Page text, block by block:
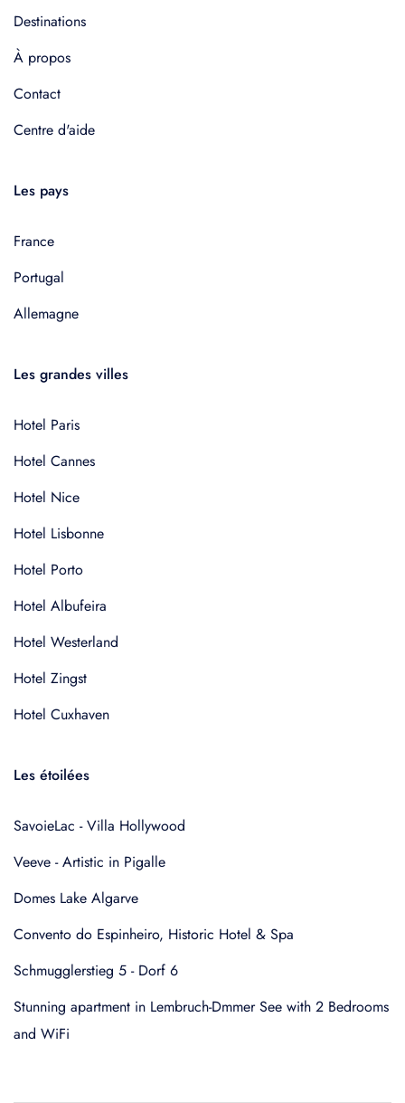
Destinations
À propos
Contact
Centre d'aide
Les pays
France
Portugal
Allemagne
Les grandes villes
Hotel Paris
Hotel Cannes
Hotel Nice
Hotel Lisbonne
Hotel Porto
Hotel Albufeira
Hotel Westerland
Hotel Zingst
Hotel Cuxhaven
Les étoilées
SavoieLac - Villa Hollywood
Veeve - Artistic in Pigalle
Domes Lake Algarve
Convento do Espinheiro, Historic Hotel & Spa
Schmugglerstieg 5 - Dorf 6
Stunning apartment in Lembruch-Dmmer See with 2 Bedrooms
and WiFi